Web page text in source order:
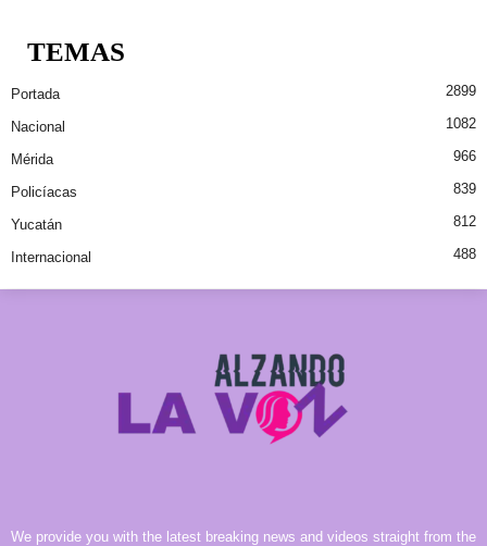
TEMAS
Portada 2899
Nacional 1082
Mérida 966
Policíacas 839
Yucatán 812
Internacional 488
We provide you with the latest breaking news and videos straight from the